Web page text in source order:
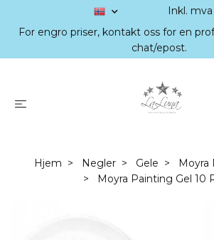
Inkl. mva
For engro priser, kontakt oss for en
chat/epost.
Hjem Negler Gele
Moyra
Moyra Painting Gel 10